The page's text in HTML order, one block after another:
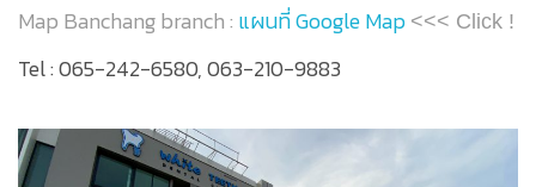
Map Banchang branch : แผนที่ Google Map <<< Click !
Tel : 065-242-6580, 063-210-9883